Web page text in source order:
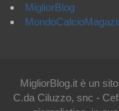
MigliorBlog
MigliorBlog.it è un
C.da Ciluzzo, snc -